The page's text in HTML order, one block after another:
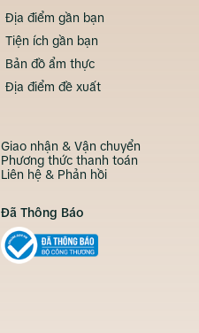
Địa điểm gần bạn
Tiện ích gần bạn
Bản đồ ẩm thực
Địa điểm đề xuất
Giao nhận & Vận chuyển
Phương thức thanh toán
Liên hệ & Phản hồi
Đã Thông Báo